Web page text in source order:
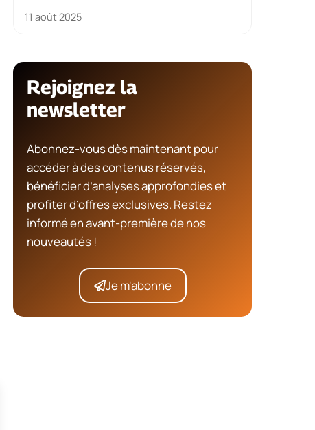
11 août 2025
Rejoignez la
newsletter
Abonnez-vous dès maintenant pour
accéder à des contenus réservés,
bénéficier d’analyses approfondies et
profiter d’offres exclusives. Restez
informé en avant-première de nos
nouveautés !
Je m'abonne